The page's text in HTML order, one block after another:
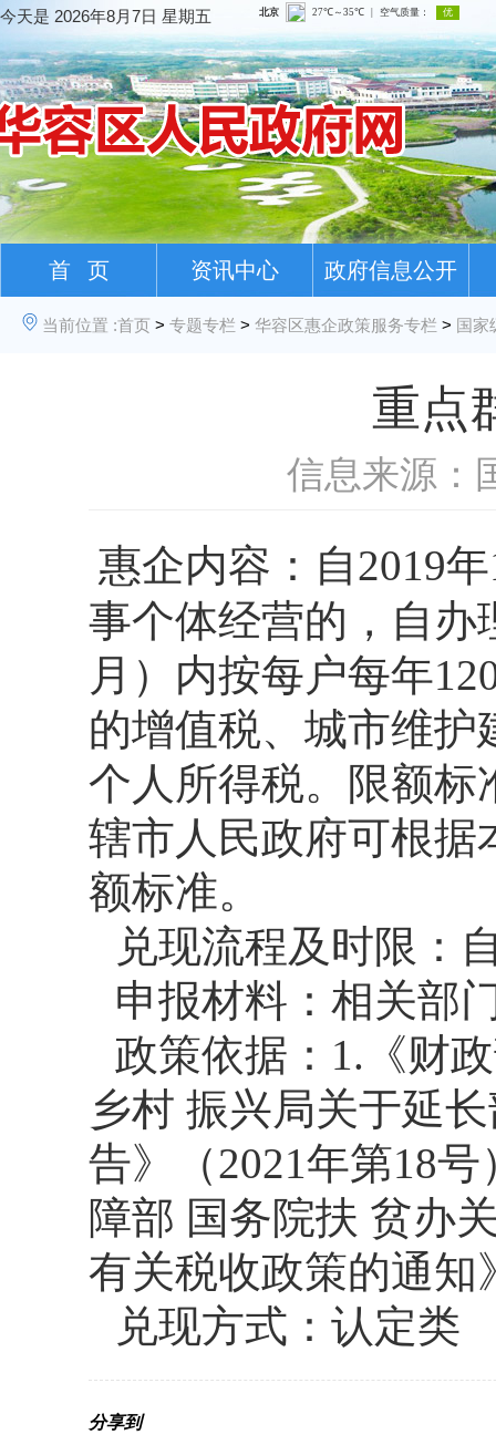
今天是 2026年8月7日 星期五
首 页 资讯中心 政府信息公开
当前位置 :首页 > 专题专栏 > 华容区惠企政策服务专栏 > 国家
重点
信息来源：
惠企内容：自2019
事个体经营的，自办
月）内按每户每年
的增值税、城市维
个人所得税。限额标
辖市人民政府可根据
额标准。
兑现流程及时限：
申报材料：相关部
政策依据：1.《财
乡村 振兴局关于延
告》（2021年第18
障部 国务院扶 贫办
有关税收政策的通知
兑现方式：认定类
分享到